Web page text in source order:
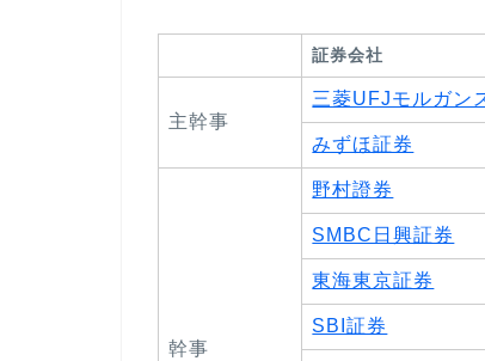
証券会社
主幹事
三菱UFJモルガン
みずほ証券
幹事
野村證券
SMBC日興証券
東海東京証券
SBI証券